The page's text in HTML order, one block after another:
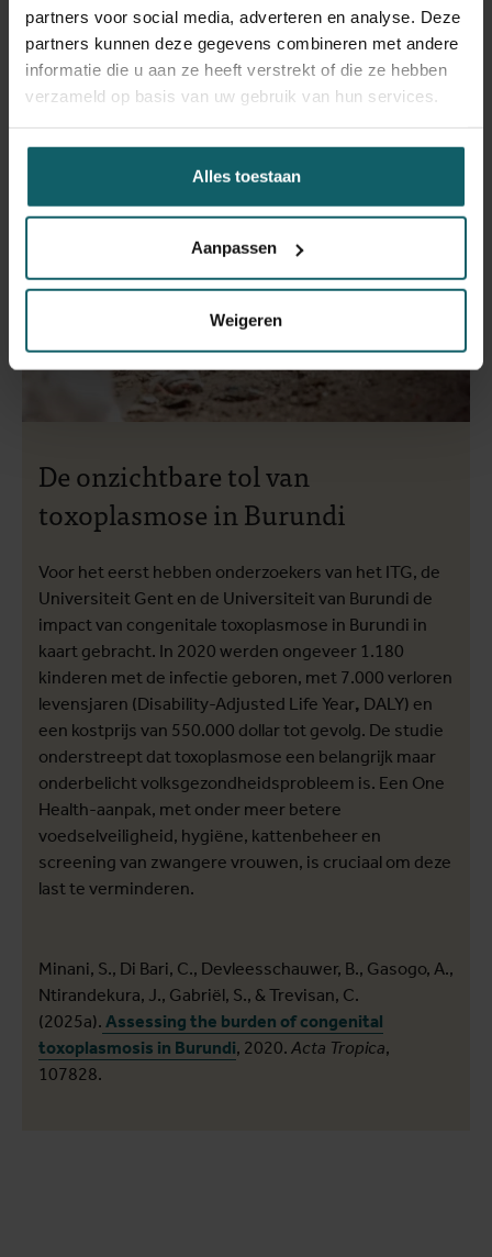
partners voor social media, adverteren en analyse. Deze
partners kunnen deze gegevens combineren met andere
informatie die u aan ze heeft verstrekt of die ze hebben
verzameld op basis van uw gebruik van hun services.
Alles toestaan
Aanpassen
Weigeren
De onzichtbare tol van
toxoplasmose in Burundi
Voor het eerst hebben onderzoekers van het ITG, de
Universiteit Gent en de Universiteit van Burundi de
impact van congenitale toxoplasmose in Burundi in
kaart gebracht. In 2020 werden ongeveer 1.180
kinderen met de infectie geboren, met 7.000 verloren
levensjaren (Disability-Adjusted Life Year, DALY) en
een kostprijs van 550.000 dollar tot gevolg. De studie
onderstreept dat toxoplasmose een belangrijk maar
onderbelicht volksgezondheidsprobleem is. Een One
Health-aanpak, met onder meer betere
voedselveiligheid, hygiëne, kattenbeheer en
screening van zwangere vrouwen, is cruciaal om deze
last te verminderen.
Minani, S., Di Bari, C., Devleesschauwer, B., Gasogo, A.,
Ntirandekura, J., Gabriël, S., & Trevisan, C.
(2025a). Assessing the burden of congenital
toxoplasmosis in Burundi, 2020. Acta Tropica,
107828.